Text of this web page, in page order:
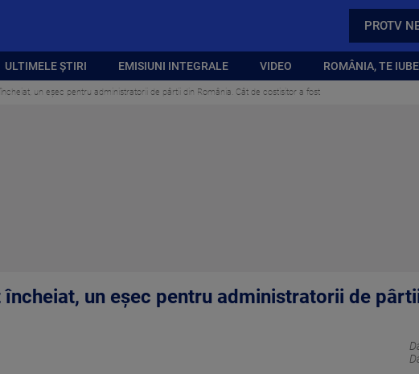
PROTV
ULTIMELE ȘTIRI EMISIUNI INTEGRALE VIDEO ROMÂNIA, TE
un eșec pentru administratorii de pârtii din România. Cât de costisitor a fost
un eșec pentru administratorii de